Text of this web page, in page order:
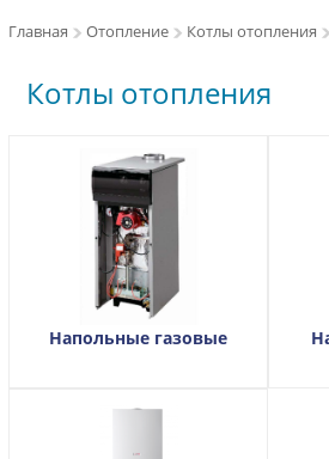
Главная Отопление Котлы отопления
Котлы отопления
Напольные газовые